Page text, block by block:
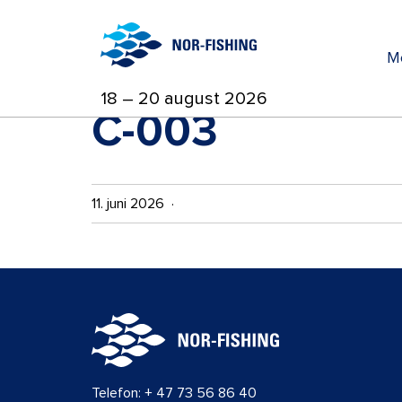
18 – 20 august 2026
C-003
11. juni 2026 ·
Telefon: + 47 73 56 86 40